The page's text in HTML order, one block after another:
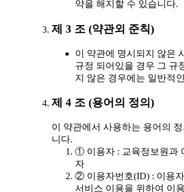
약을 해지할 수 있습니다.
제 3 조 (약관외 준칙)
이 약관에 명시되지 않은
규정 되어있을 경우 그 규
지 않은 경우에는 일반적
제 4 조 (용어의 정의)
이 약관에서 사용하는 용어의
니다.
① 이용자 : 교육정보원과
자
② 이용자번호(ID) : 이용
서비스 이용을 위하여 이